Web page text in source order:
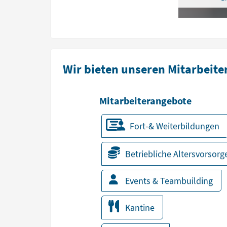
Wir bieten unseren
Mitarbeiterangebote
Fort-& Weiterbildungen
Betriebliche
Events & Teambuilding
Kantine